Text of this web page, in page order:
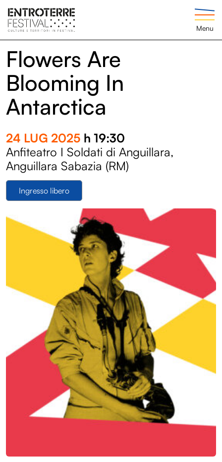
Menu
Flowers Are
Blooming In
Antarctica
24 LUG 2025 h 19:30
Anfiteatro I Soldati di Anguillara,
Anguillara Sabazia (RM)
Ingresso libero